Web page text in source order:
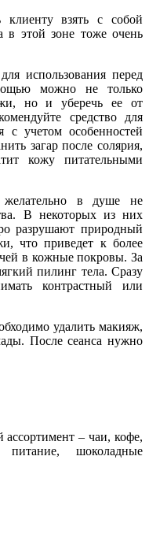
клиенту взять с собой
в этой зоне тоже очень
использования перед
можно не только
но и уберечь ее от
средство для
с учетом особенностей
загар после солярия,
кожу питательными
желательно в душе не
В некоторых из них
разрушают природный
что приведет к более
в кожные покровы. За
пилинг тела. Сразу
контрастный или
удалить макияж,
После сеанса нужно
– чаи, кофе,
питание, шоколадные